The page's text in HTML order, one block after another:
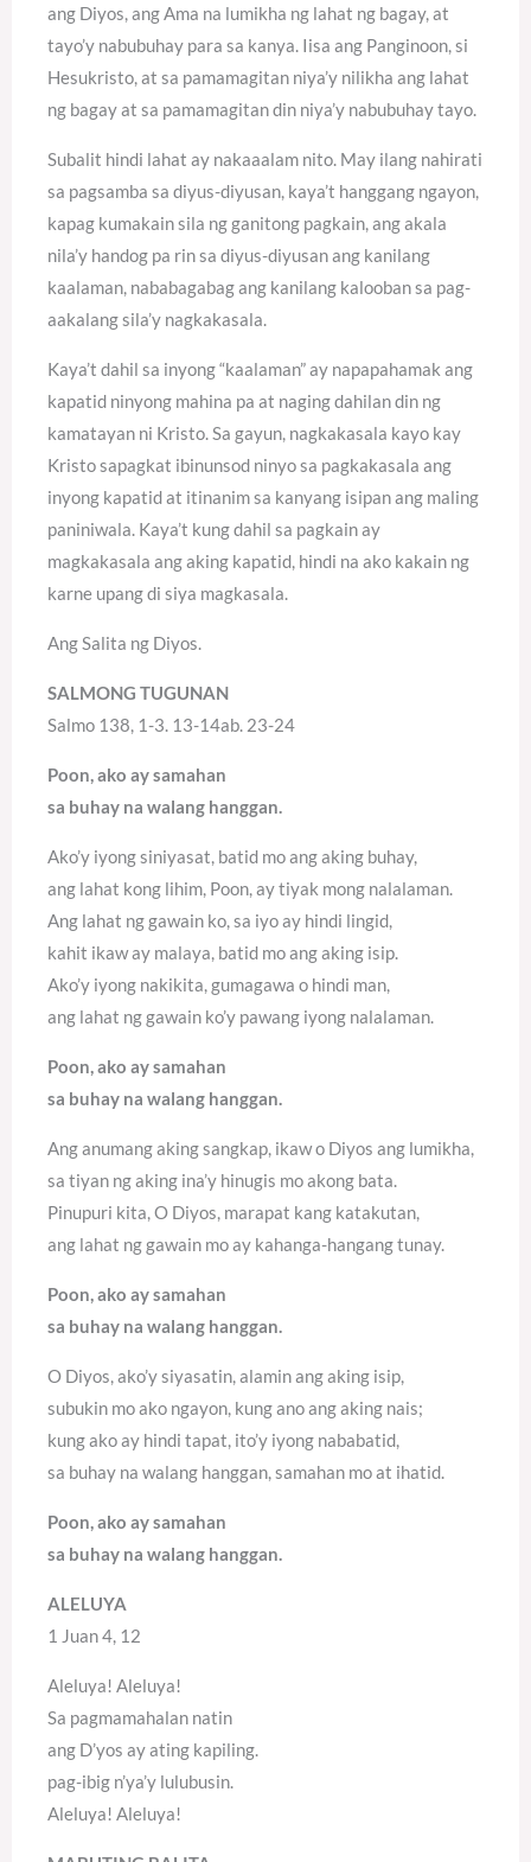
ang Diyos, ang Ama na lumikha ng lahat ng bagay, at
tayo’y nabubuhay para sa kanya. Iisa ang Panginoon, si
Hesukristo, at sa pamamagitan niya’y nilikha ang lahat
ng bagay at sa pamamagitan din niya’y nabubuhay tayo.
Subalit hindi lahat ay nakaaalam nito. May ilang nahirati
sa pagsamba sa diyus-diyusan, kaya’t hanggang ngayon,
kapag kumakain sila ng ganitong pagkain, ang akala
nila’y handog pa rin sa diyus-diyusan ang kanilang
kaalaman, nababagabag ang kanilang kalooban sa pag-
aakalang sila’y nagkakasala.
Kaya’t dahil sa inyong “kaalaman” ay napapahamak ang
kapatid ninyong mahina pa at naging dahilan din ng
kamatayan ni Kristo. Sa gayun, nagkakasala kayo kay
Kristo sapagkat ibinunsod ninyo sa pagkakasala ang
inyong kapatid at itinanim sa kanyang isipan ang maling
paniniwala. Kaya’t kung dahil sa pagkain ay
magkakasala ang aking kapatid, hindi na ako kakain ng
karne upang di siya magkasala.
Ang Salita ng Diyos.
SALMONG TUGUNAN
Salmo 138, 1-3. 13-14ab. 23-24
Poon, ako ay samahan
sa buhay na walang hanggan.
Ako’y iyong siniyasat, batid mo ang aking buhay,
ang lahat kong lihim, Poon, ay tiyak mong nalalaman.
Ang lahat ng gawain ko, sa iyo ay hindi lingid,
kahit ikaw ay malaya, batid mo ang aking isip.
Ako’y iyong nakikita, gumagawa o hindi man,
ang lahat ng gawain ko’y pawang iyong nalalaman.
Poon, ako ay samahan
sa buhay na walang hanggan.
Ang anumang aking sangkap, ikaw o Diyos ang lumikha,
sa tiyan ng aking ina’y hinugis mo akong bata.
Pinupuri kita, O Diyos, marapat kang katakutan,
ang lahat ng gawain mo ay kahanga-hangang tunay.
Poon, ako ay samahan
sa buhay na walang hanggan.
O Diyos, ako’y siyasatin, alamin ang aking isip,
subukin mo ako ngayon, kung ano ang aking nais;
kung ako ay hindi tapat, ito’y iyong nababatid,
sa buhay na walang hanggan, samahan mo at ihatid.
Poon, ako ay samahan
sa buhay na walang hanggan.
ALELUYA
1 Juan 4, 12
Aleluya! Aleluya!
Sa pagmamahalan natin
ang D’yos ay ating kapiling.
pag-ibig n’ya’y lulubusin.
Aleluya! Aleluya!